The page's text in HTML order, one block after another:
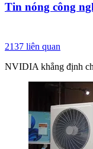
Tin nóng công
2137 liên quan
NVIDIA khẳng định